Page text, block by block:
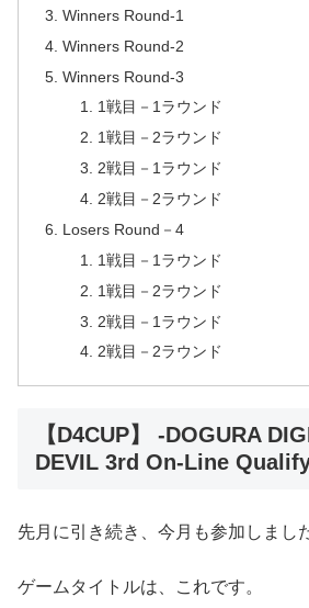
Winners Round-1
Winners Round-2
Winners Round-3
1戦目－1ラウンド
1戦目－2ラウンド
2戦目－1ラウンド
2戦目－2ラウンド
Losers Round－4
1戦目－1ラウンド
1戦目－2ラウンド
2戦目－1ラウンド
2戦目－2ラウンド
【D4CUP】 -DOGURA
DEVIL 3rd On-Line
先月に引き続き、今月も参加しまし
ゲームタイトルは、これです。